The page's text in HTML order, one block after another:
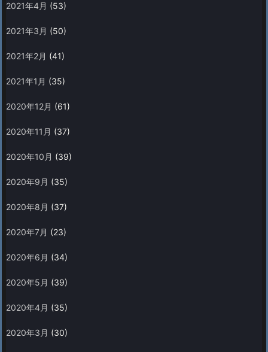
2021年4月 (53)
2021年3月 (50)
2021年2月 (41)
2021年1月 (35)
2020年12月 (61)
2020年11月 (37)
2020年10月 (39)
2020年9月 (35)
2020年8月 (37)
2020年7月 (23)
2020年6月 (34)
2020年5月 (39)
2020年4月 (35)
2020年3月 (30)